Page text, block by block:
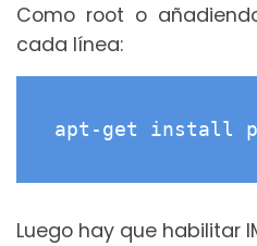
Como root o
cada línea:
apt-get install
Luego hay que habilitar